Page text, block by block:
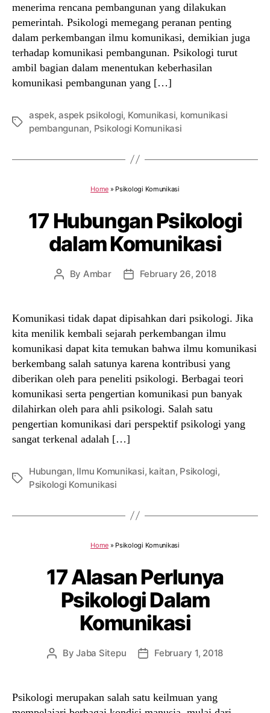
menerima rencana pembangunan yang dilakukan
pemerintah. Psikologi memegang peranan penting
dalam perkembangan ilmu komunikasi, demikian juga
terhadap komunikasi pembangunan. Psikologi turut
ambil bagian dalam menentukan keberhasilan
komunikasi pembangunan yang […]
Tags
aspek,aspek psikologi, Komunikasi, komunikasi
pembangunan, Psikologi Komunikasi
Home » Psikologi Komunikasi
17 Hubungan Psikologi
dalam Komunikasi
Post
By Ambar
PostFebruary 26, 2018
Komunikasi tidak dapat dipisahkan dari psikologi. Jika
kita menilik kembali sejarah perkembangan ilmu
komunikasi dapat kita temukan bahwa ilmu komunikasi
berkembang salah satunya karena kontribusi yang
diberikan oleh para peneliti psikologi. Berbagai teori
komunikasi serta pengertian komunikasi pun banyak
dilahirkan oleh para ahli psikologi. Salah satu
pengertian komunikasi dari perspektif psikologi yang
sangat terkenal adalah […]
Tags
Hubungan, Ilmu Komunikasi, kaitan, Psikologi,
Psikologi Komunikasi
Home » Psikologi Komunikasi
17 Alasan Perlunya
Psikologi Dalam
Komunikasi
PostByJaba Sitepu
PostFebruary 1, 2018
Psikologi merupakan salah satu keilmuan yang